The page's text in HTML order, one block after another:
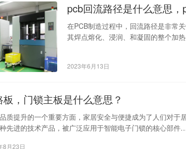
pcb回流路径是什么意思
在PCB制造过程中，回流路径是非常
其焊点熔化、浸润、和凝固的整个加
2023年6月13日
，门锁主板是什么意思？
质提升的一个重要方面，家居安全与便捷成为了人们对于
先进的技术产品，被广泛应用于智能电子门锁的核心部件
8月23日